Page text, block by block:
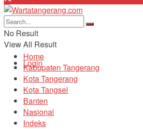
No Result
View All Result
Login
Home
Kabupaten Tangerang
Kota Tangerang
Kota Tangsel
Banten
Nasional
Indeks